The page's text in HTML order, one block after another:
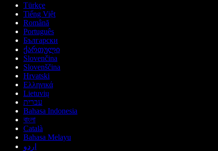
Türkçe
Tiếng Việt
Română
Português
Български
ქართული
Slovenčina
Slovenščina
Hrvatski
Ελληνικά
Lietuvių
עברית
Bahasa Indonesia
বাংলা
Català
Bahasa Melayu
اردو